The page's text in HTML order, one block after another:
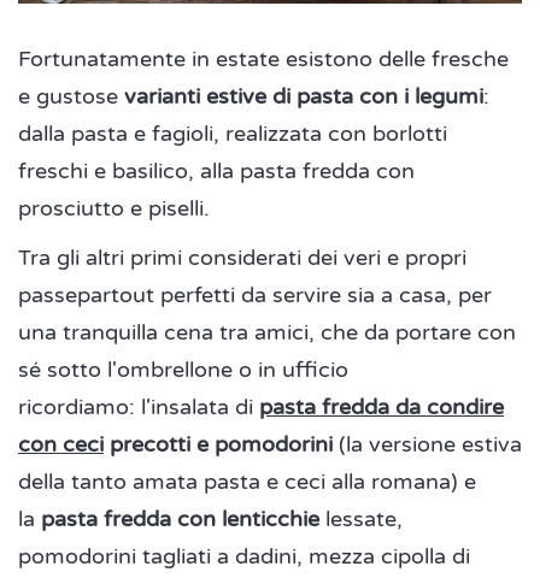
Fortunatamente in estate esistono delle fresche
e gustose varianti estive di pasta con i legumi:
dalla pasta e fagioli, realizzata con borlotti
freschi e basilico, alla pasta fredda con
prosciutto e piselli.
Tra gli altri primi considerati dei veri e propri
passepartout perfetti da servire sia a casa, per
una tranquilla cena tra amici, che da portare con
sé sotto l'ombrellone o in ufficio
ricordiamo: l'insalata di pasta fredda da condire
con ceci precotti e pomodorini (la versione estiva
della tanto amata pasta e ceci alla romana) e
la pasta fredda con lenticchielessate,
pomodorini tagliati a dadini, mezza cipolla di